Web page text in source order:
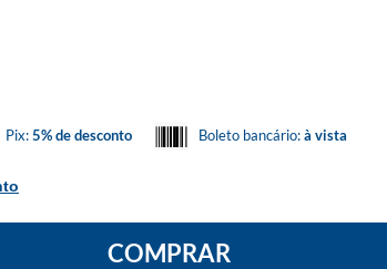
Pix:5% de desconto Boleto bancário:à vista
COMPRAR